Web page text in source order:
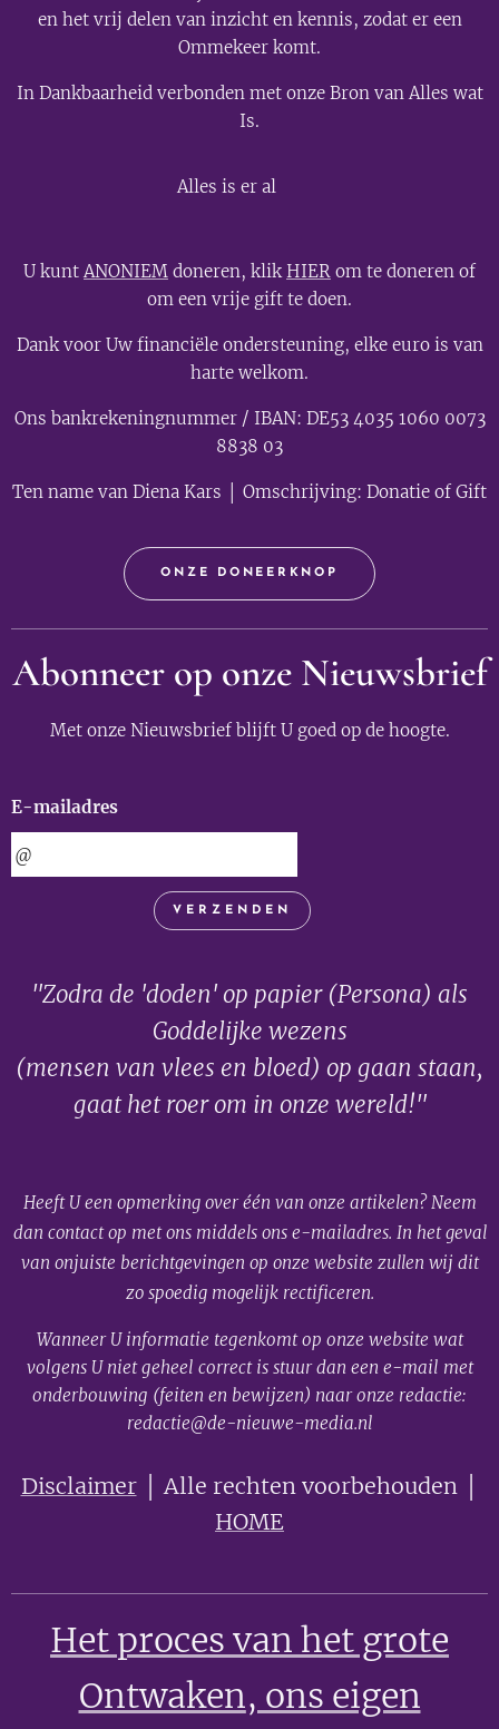
en het vrij delen van inzicht en kennis, zodat er een
Ommekeer komt.
In Dankbaarheid verbonden met onze Bron van Alles wat
Is.
Alles is er al
U kuntANONIEM doneren, klikHIER om te doneren of
om een vrije gift te doen.
Dank voor Uw financiële ondersteuning, elke euro is van
harte welkom.
Ons bankrekeningnummer / IBAN: DE53 4035 1060 0073
8838 03
Ten name van Diena Kars │ Omschrijving: Donatie of Gift
ONZE DONEERKNOP
Abonneer op onze Nieuwsbrief
Met onze Nieuwsbrief blijft U goed op de hoogte.
E-mailadres
VERZENDEN
"Zodra de 'doden' op papier (Persona) als
Goddelijke wezens
(mensen van vlees en bloed) op gaan staan,
gaat het roer om in onze wereld!"
Heeft U een opmerking over één van onze artikelen? Neem
dan contact op met ons middels ons e-mailadres. In het geval
van onjuiste berichtgevingen op onze website zullen wij dit
zo spoedig mogelijk rectificeren.
Wanneer U informatie tegenkomt op onze website wat
volgens U niet geheel correct is stuur dan een e-mail met
onderbouwing (feiten en bewijzen) naar onze redactie:
redactie@de-nieuwe-media.nl
Disclaimer│ Alle rechten voorbehouden │
HOME
Het proces van het grote
Ontwaken, ons eigen